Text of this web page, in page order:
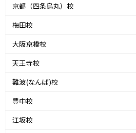
京都（四条烏丸）校
梅田校
大阪京橋校
天王寺校
難波(なんば)校
豊中校
江坂校